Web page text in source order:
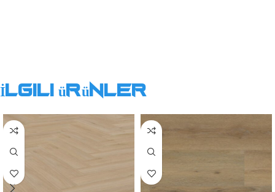
İlgili ürünler